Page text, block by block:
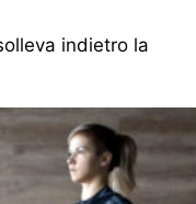
indietro la